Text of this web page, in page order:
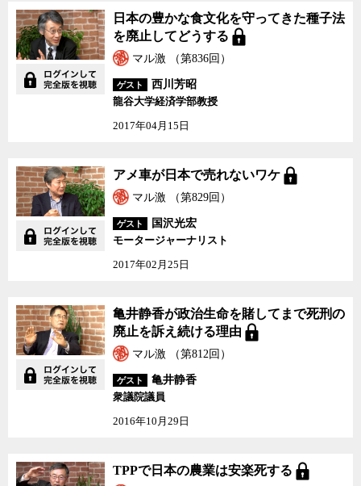
日本の豊かな食文化を守ってきた種子法
を廃止してどうする
マル激 （第836回）
ゲスト
西川芳昭
龍谷大学経済学部教授
2017年04月15日
アメ車が日本で売れないワケ
マル激 （第829回）
ゲスト
国沢光宏
モータージャーナリスト
2017年02月25日
亀井静香が政治生命を賭してまで死刑の
廃止を訴え続ける理由
マル激 （第812回）
ゲスト
亀井静香
衆議院議員
2016年10月29日
TPPで日本の農業は安楽死する